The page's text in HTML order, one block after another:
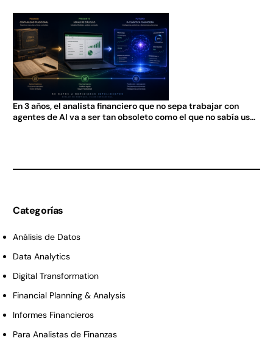
En 3 años, el analista financiero que no sepa trabajar con
agentes de AI va a ser tan obsoleto como el que no sabía usar
Categorías
Análisis de Datos
Data Analytics
Digital Transformation
Financial Planning & Analysis
Informes Financieros
Para Analistas de Finanzas